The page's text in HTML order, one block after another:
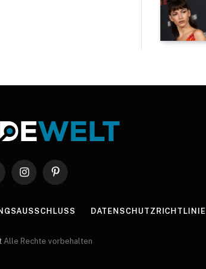
InstagramPinterest
DATENSCHUTZRICHTLINIE
Alle Rechte vorbehalten